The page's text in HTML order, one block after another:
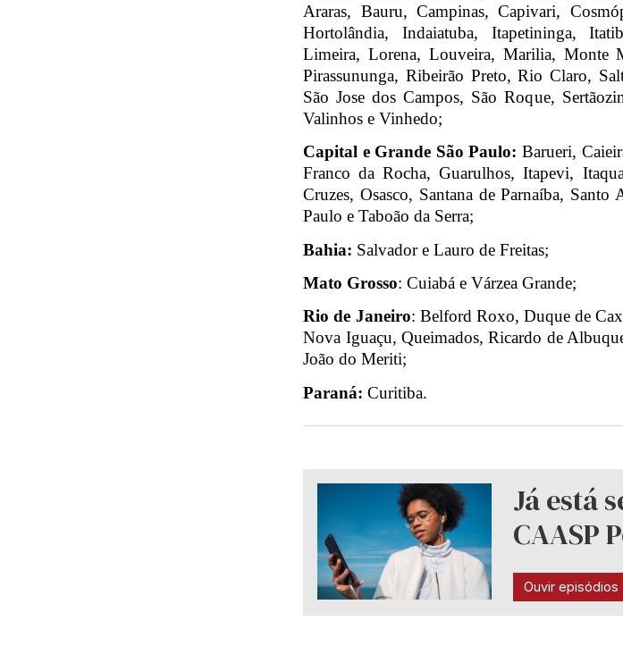
Araras, Bauru, Campinas, Capivari,
Hortolândia, Indaiatuba, Itapetininga,
Limeira, Lorena, Louveira, Marilia, Monte
Pirassununga, Ribeirão Preto, Rio Claro,
São Jose dos Campos, São Roque,
Valinhos e Vinhedo;
Capital e Grande São Paulo: Barueri,
Franco da Rocha, Guarulhos, Itapevi,
Cruzes, Osasco, Santana de Parnaíba,
Paulo e Taboão da Serra;
Bahia: Salvador e Lauro de Freitas;
Mato Grosso: Cuiabá e Várzea Grande;
Rio de Janeiro: Belford Roxo, Duque de
Nova Iguaçu, Queimados, Ricardo de
João do Meriti;
Paraná:Curitiba.
Já está
CAASP
Ouvir episódios